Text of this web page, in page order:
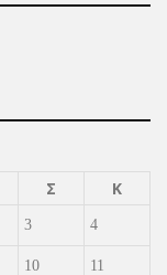
Σ Κ
3 4
10 11